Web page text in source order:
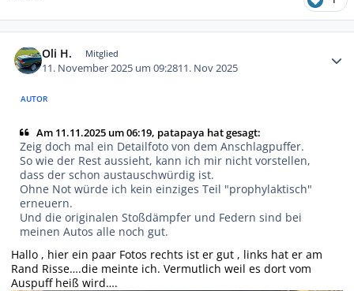
Oli H. Mitglied
11. November 2025 um 09:2811. Nov 2025
AUTOR
Am 11.11.2025 um 06:19, patapaya hat gesagt:
Zeig doch mal ein Detailfoto von dem Anschlagpuffer.
So wie der Rest aussieht, kann ich mir nicht vorstellen,
dass der schon austauschwürdig ist.
Ohne Not würde ich kein einziges Teil "prophylaktisch"
erneuern.
Und die originalen Stoßdämpfer und Federn sind bei
meinen Autos alle noch gut.
Hallo , hier ein paar Fotos rechts ist er gut , links hat er am
Rand Risse….die meinte ich. Vermutlich weil es dort vom
Auspuff heiß wird….